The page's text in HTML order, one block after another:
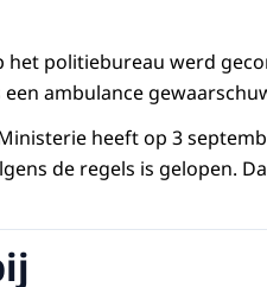
het politiebureau werd
ambulance
heeft op 3
de regels is gelopen.